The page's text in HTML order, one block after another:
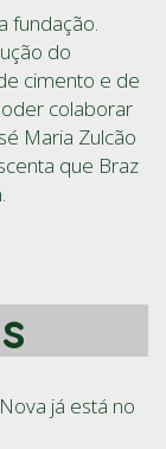
fundação.
do
cimento e de
colaborar
Maria Zulcão
que Braz
já está no